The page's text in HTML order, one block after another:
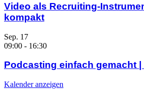
Video als Recruiting-
kompakt
Sep. 17
09:00 - 16:30
Podcasting einfach gemacht
Kalender anzeigen